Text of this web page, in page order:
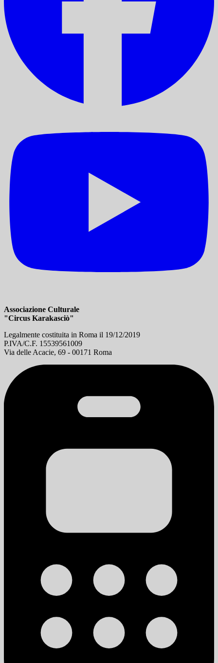
Associazione Culturale
"Circus Karakasciò"
Legalmente costituita in Roma il 19/12/2019
P.IVA/C.F. 15539561009
Via delle Acacie, 69 - 00171 Roma